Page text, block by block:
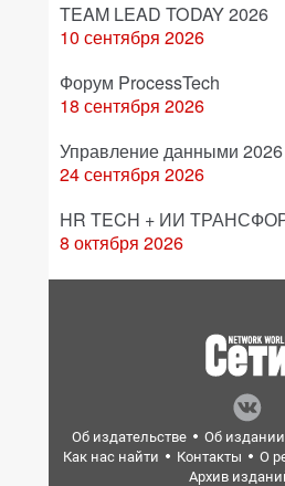
TEAM LEAD TODAY 2026
10 сентября 2026
Форум ProcessTech
18 сентября 2026
Управление данными 2026
24 сентября 2026
HR TECH + ИИ
8 октября 2026
Об издательстве Об издании
Как нас найти
Контакты О
Архив